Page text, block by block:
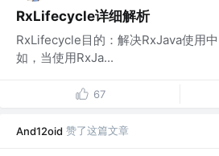
RxLifecycle详细解析
RxLifecycle目的：解决RxJava使用
如，当使用RxJa...
67
And12oid 赞了这篇文章